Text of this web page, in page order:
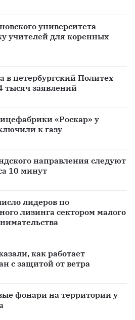
университета
учителей для коренных
в петербургский Политех
тысяч заявлений
«Роскар» у
к газу
направления следуют
10 минут
лидеров по
лизинга сектором малого
как работает
с защитой от ветра
фонари на территории у